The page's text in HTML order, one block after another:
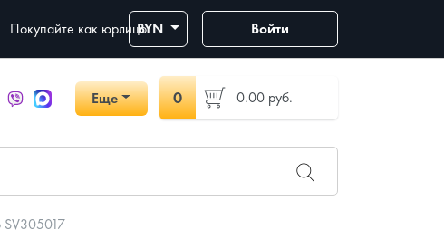
Покупайте как юрлицоBYN Войти
Еще 0 0.00 руб.
SV305017